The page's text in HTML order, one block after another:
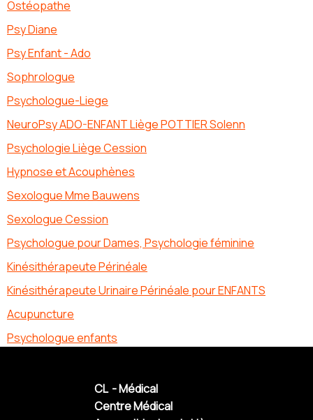
Ostéopathe
Psy Diane
Psy Enfant - Ado
Sophrologue
Psychologue-Liege
NeuroPsy ADO-ENFANT Liège POTTIER Solenn
Psychologie Liège Cession
Hypnose et Acouphènes
Sexologue Mme Bauwens
Sexologue Cession
Psychologue pour Dames, Psychologie féminine
Kinésithérapeute Périnéale
Kinésithérapeute Urinaire Périnéale pour ENFANTS
Acupuncture
Psychologue enfants
CL - Médical
Centre Médical